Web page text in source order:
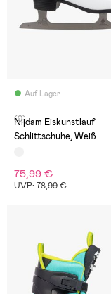
Auf Lager
(0)
Nijdam Eiskunstlauf
Schlittschuhe, Weiß
75,99 €
UVP: 78,99 €